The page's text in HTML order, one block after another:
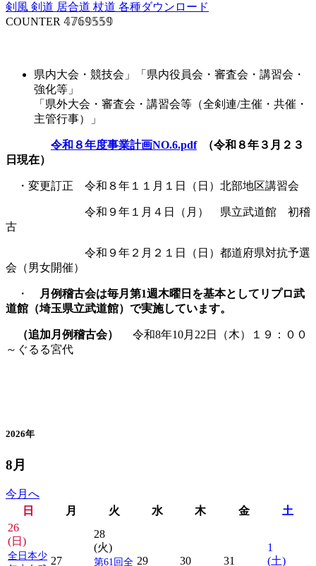
剣風 剣道 居合道 杖道 各種ダウンロード
COUNTER 𝟜𝟟𝟞𝟡𝟝𝟝𝟡
県内大会・競技会」「県内役員会・審査会・講習会・
強化等」
「県外大会・審査会・講習会等（全剣連/主催・共催・
主管行事）」
令和８年度事業計画NO.6.pdf（令和８年３月２３
日現在）
・変更訂正 令和８年１１月１日（日）北部地区講習会
令和９年１月４日（月） 県立武道館 初稽
古
令和９年２月２１日（日）都道府県対抗予選
会（男女開催）
・
月例稽古会は毎月第1週木曜日を基本としてリプロ武
道館（埼玉県立武道館）で実施しています。
（追加月例稽古会） 令和8年10月22日（木）１９：００
～ぐるる宮代
2026年
8月
今月へ
日
月 火 水 木 金
土
26
(日)
全日本少 27
28
(火)
第61回全 29 30 31
1
(土)